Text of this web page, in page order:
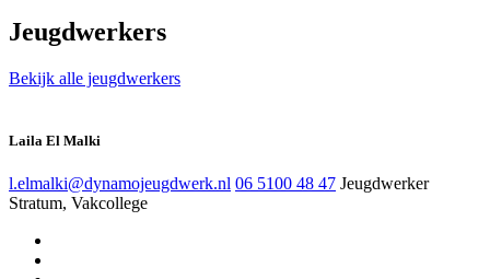
Jeugdwerkers
Bekijk alle jeugdwerkers
Laila El Malki
l.elmalki@dynamojeugdwerk.nl 06 5100 48 47 Jeugdwerker
Stratum, Vakcollege